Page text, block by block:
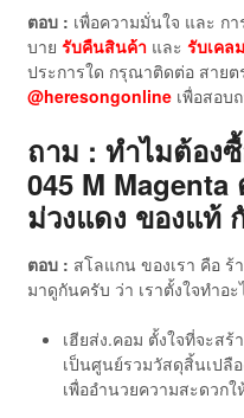
ตอบ : เพื่อความมั่นใจ และ ก
บาย รับคืนสินค้า และ รับเคล
ประการใด กรุณาติดต่อ สายต
@heresongonlineเพื่อสอบ
ถาม : ทำไมต้อง
045 M
ม่วงแดง ของแท้
ตอบ : สโลแกน ของเรา คือ
มาดูกันครับ ว่า เราตั้งใจทำอ
เฮียส่ง.คอม ตั้งใจที่จะสร้
เป็นศูนย์รวมวัสดุสิ้นเปลื
เพื่ออำนวยความสะดวก